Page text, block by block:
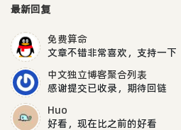
最新回复
免费算命
文章不错非常喜欢，支持一下
中文独立博客聚合列表
感谢提交已收录，期待回链
Huo
好看，现在比之前的好看